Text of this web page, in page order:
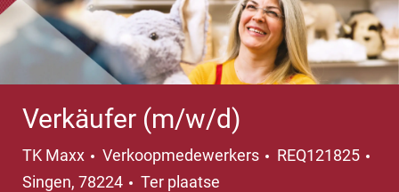
Verkäufer (m/w/d)
TK Maxx Categorie
Verkoopmedewerkers
REQ121825
Plaats
Singen, 78224 Ter plaatse